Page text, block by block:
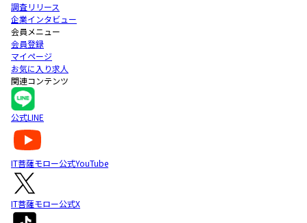
調査リリース
企業インタビュー
会員メニュー
会員登録
マイページ
お気に入り求人
関連コンテンツ
公式LINE
IT菩薩モロー公式YouTube
IT菩薩モロー公式X